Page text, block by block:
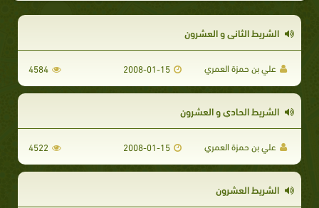
الشريط الثاني و العشرون
علي بن حمزة العمري 2008-01-15
4584
الشريط الحادي و العشرون
علي بن حمزة العمري 2008-01-15
4522
الشريط العشرون